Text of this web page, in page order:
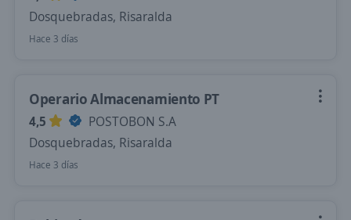
Dosquebradas, Risaralda
Hace 3 días
Operario Almacenamiento PT
4,5
POSTOBON S.A
Dosquebradas, Risaralda
Hace 3 días